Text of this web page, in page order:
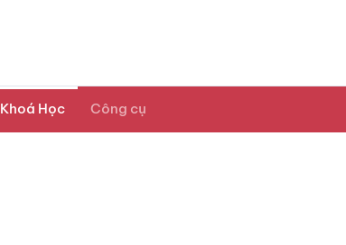
Khoá Học Công cụ